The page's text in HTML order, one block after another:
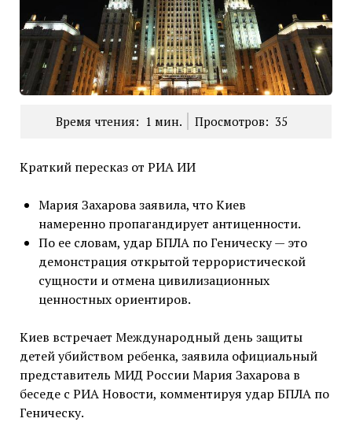
Время чтения: 1 мин. Просмотров: 35
Краткий пересказ от РИА ИИ
Мария Захарова заявила, что Киев
намеренно пропагандирует антиценности.
По ее словам, удар БПЛА по Геническу — это
демонстрация открытой террористической
сущности и отмена цивилизационных
ценностных ориентиров.
Киев встречает Международный день защиты
детей убийством ребенка, заявила официальный
представитель МИД России Мария Захарова в
беседе с РИА Новости, комментируя удар БПЛА по
Геническу.